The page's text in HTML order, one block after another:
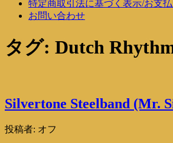
特定商取引法に基づく表示/お支
お問い合わせ
タグ: Dutch
Silvertone Steelband (Mr.
投稿者: オフ